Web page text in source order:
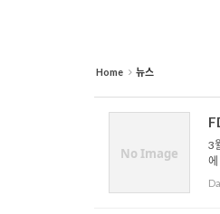
Home 뉴스
No Image
3
에